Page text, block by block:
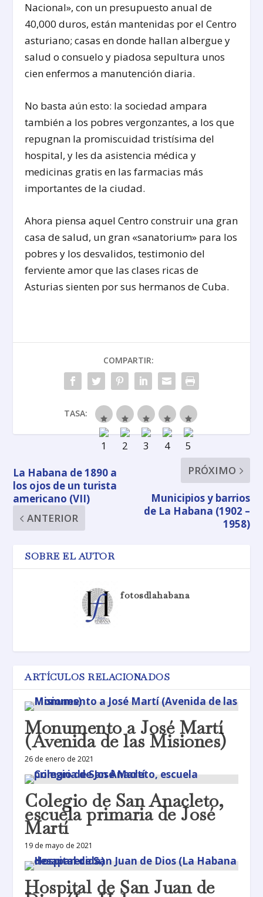
Nacional», con un presupuesto anual de
40,000 duros, están mantenidas por el Centro
asturiano; casas en donde hallan albergue y
salud o consuelo y piadosa sepultura unos
cien enfermos a manutención diaria.
No basta aún esto: la sociedad ampara
también a los pobres vergonzantes, a los que
repugnan la promiscuidad tristísima del
hospital, y les da asistencia médica y
medicinas gratis en las farmacias más
importantes de la ciudad.
Ahora piensa aquel Centro construir una gran
casa de salud, un gran «sanatorium» para los
pobres y los desvalidos, testimonio del
ferviente amor que las clases ricas de
Asturias sienten por sus hermanos de Cuba.
COMPARTIR:
TASA:
La Habana de 1890 a
los ojos de un turista
americano (VII)
ANTERIOR
PRÓXIMO
Municipios y barrios
de La Habana (1902 –
1958)
SOBRE EL AUTOR
fotosdlahabana
ARTÍCULOS RELACIONADOS
Monumento a José Martí
(Avenida de las Misiones)
26 de enero de 2021
Colegio de San Anacleto,
escuela primaria de José
Martí
19 de mayo de 2021
Hospital de San Juan de